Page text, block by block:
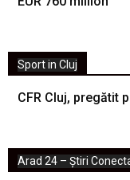
Sport in Cluj
CFR Cluj, pregătit
Arad 24 – Știri